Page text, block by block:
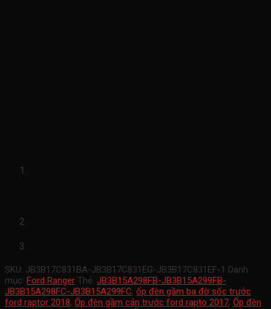
SKU: JB3B17C831BA-JB3B17C831EG-JB3B17C831EF-1 Danh
mục: Ford Ranger Thẻ: JB3B15A298FB-JB3B15A299FB-
JB3B15A298FC-JB3B15A299FC, ốp đèn gầm ba đờ sốc trước
ford raptor 2018, Ốp đèn gầm cản trước ford rapto 2017, Ốp đèn